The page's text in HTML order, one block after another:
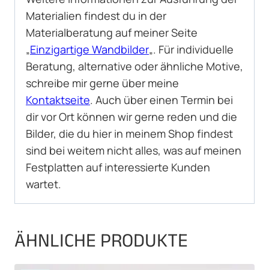
Materialien findest du in der
Materialberatung auf meiner Seite
„Einzigartige Wandbilder„. Für individuelle
Beratung, alternative oder ähnliche Motive,
schreibe mir gerne über meine
Kontaktseite. Auch über einen Termin bei
dir vor Ort können wir gerne reden und die
Bilder, die du hier in meinem Shop findest
sind bei weitem nicht alles, was auf meinen
Festplatten auf interessierte Kunden
wartet.
ÄHNLICHE PRODUKTE